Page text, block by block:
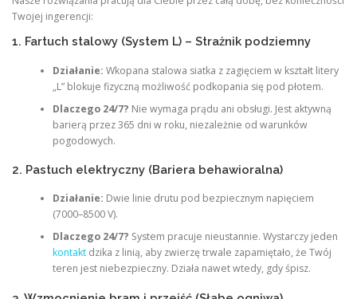
Twojej ingerencji:
1. Fartuch stalowy (System L) – Strażnik podziemny
Działanie: Wkopana stalowa siatka z zagięciem w kształt litery
„L” blokuje fizyczną możliwość podkopania się pod płotem.
Dlaczego 24/7? Nie wymaga prądu ani obsługi. Jest aktywną
barierą przez 365 dni w roku, niezależnie od warunków
pogodowych.
2. Pastuch elektryczny (Bariera behawioralna)
Działanie: Dwie linie drutu pod bezpiecznym napięciem
(7000–8500 V).
Dlaczego 24/7? System pracuje nieustannie. Wystarczy jeden
kontaktdzika z linią, aby zwierzę trwale zapamiętało, że Twój
teren jest niebezpieczny. Działa nawet wtedy, gdy śpisz.